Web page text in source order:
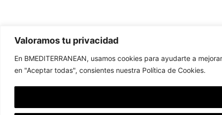
Valoramos tu privacidad
En BMEDITERRANEAN, usamos cookies para ayudarte a
en "Aceptar todas", consientes nuestra Política de Cookies.